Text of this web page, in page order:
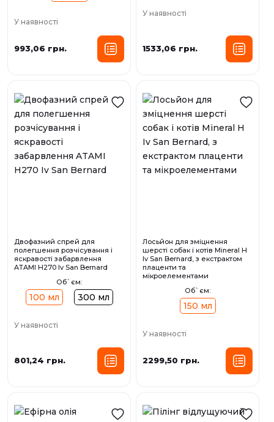
У наявності
993,06 грн.
У наявності
1533,06 грн.
Двофазний спрей для
полегшення розчісування і
яскравості забарвлення
ATAMI H270 Iv San Bernard
Об`єм:
100 мл 300 мл
У наявності
801,24 грн.
Лосьйон для зміцнення
шерсті собак і котів Mineral H
Iv San Bernard, з екстрактом
плаценти та
мікроелементами
Об`єм:
150 мл
У наявності
2299,50 грн.